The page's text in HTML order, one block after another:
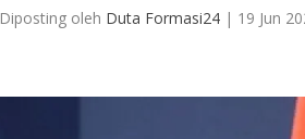
Diposting oleh Duta Formasi24 | 19 Jun